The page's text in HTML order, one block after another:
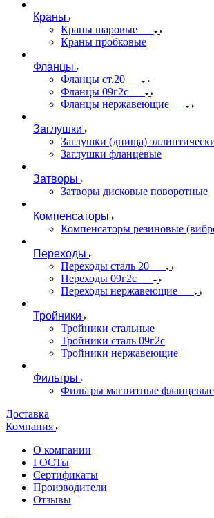
Краны
Краны шаровые
Краны пробковые
Фланцы
Фланцы ст.20
Фланцы 09г2с
Фланцы нержавеющие
Заглушки
Заглушки (днища)
Заглушки фланцевые
Затворы
Затворы дисковые поворотные
Компенсаторы
Компенсаторы резиновые
Переходы
Переходы сталь 20
Переходы 09г2с
Переходы нержавеющие
Тройники
Тройники стальные
Тройники сталь 09г2с
Тройники нержавеющие
Фильтры
Фильтры магнитные фланцевые
Доставка
Компания
О компании
ГОСТы
Сертификаты
Производители
Отзывы